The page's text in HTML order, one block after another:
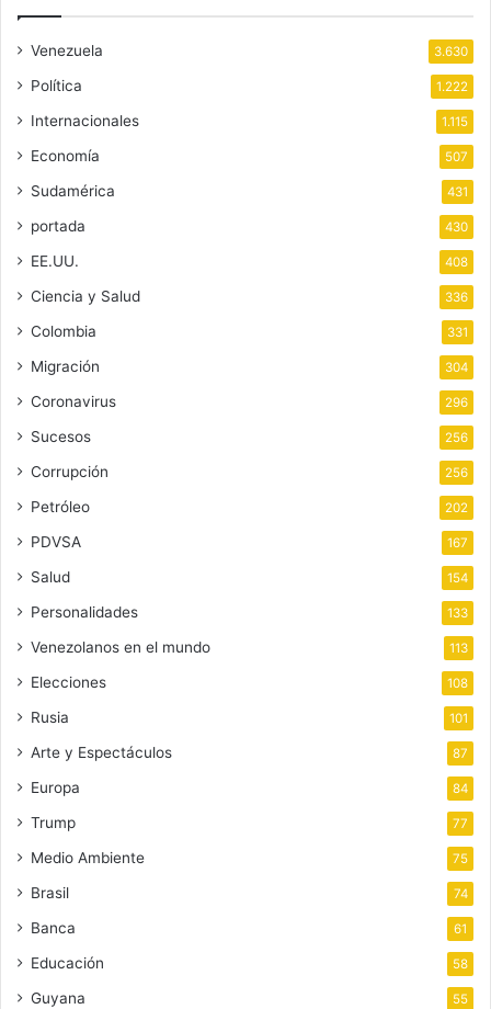
Venezuela 3.630
Política 1.222
Internacionales 1.115
Economía 507
Sudamérica 431
portada 430
EE.UU. 408
Ciencia y Salud 336
Colombia 331
Migración 304
Coronavirus 296
Sucesos 256
Corrupción 256
Petróleo 202
PDVSA 167
Salud 154
Personalidades 133
Venezolanos en el mundo 113
Elecciones 108
Rusia 101
Arte y Espectáculos 87
Europa 84
Trump 77
Medio Ambiente 75
Brasil 74
Banca 61
Educación 58
Guyana 55